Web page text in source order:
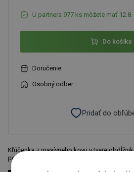
U partnera 977 ks môžete mať 12.8.
Do košíka
Doručenie
Osobný odber
Pridať do
Kľúčenka z masívneho kovu v tvare
povrchom, v čiernej darčekovej krabici,